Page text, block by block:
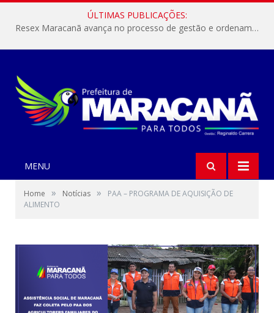
ÚLTIMAS PUBLICAÇÕES:
Resex Maracanã avança no processo de gestão e ordenamento do turismo em nossas áreas protegidas.
MENU
Home » Notícias »
PAA – PROGRAMA DE AQUISIÇÃO DE
ALIMENTO